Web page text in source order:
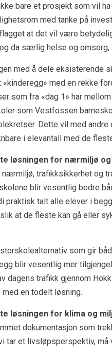
bare et prosjekt som vil
med tanke på
at det vil være
da særlig helse og omsorg,
med å dele eksisterende
med en rekke
som fra «dag 1» har
som Vestfossen
Dette vil med
i elevantall med de
løsningen for nærmiljø
nærmiljø, trafikksikkerhet og
blir vesentlig bedre
praktisk talt alle elever i
at de fleste kan gå eller
som gir
blir vesentlig mer
dagens trafikk gjennom
en todelt løsning.
løsningen for klima og
dokumentasjon som
tar et livsløpsperspektiv,